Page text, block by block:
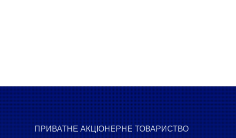
ПРИВАТНЕ АКЦІОНЕРНЕ ТОВАРИСТВО